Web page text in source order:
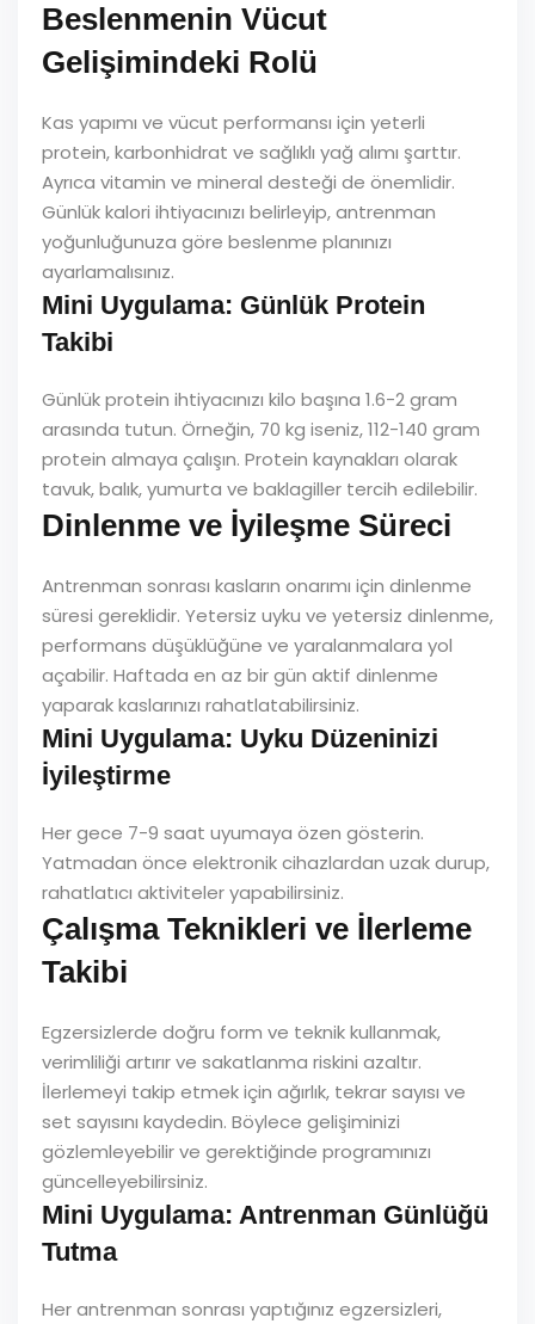
Beslenmenin Vücut
Gelişimindeki Rolü
Kas yapımı ve vücut performansı için yeterli
protein, karbonhidrat ve sağlıklı yağ alımı şarttır.
Ayrıca vitamin ve mineral desteği de önemlidir.
Günlük kalori ihtiyacınızı belirleyip, antrenman
yoğunluğunuza göre beslenme planınızı
ayarlamalısınız.
Mini Uygulama: Günlük Protein
Takibi
Günlük protein ihtiyacınızı kilo başına 1.6-2 gram
arasında tutun. Örneğin, 70 kg iseniz, 112-140 gram
protein almaya çalışın. Protein kaynakları olarak
tavuk, balık, yumurta ve baklagiller tercih edilebilir.
Dinlenme ve İyileşme Süreci
Antrenman sonrası kasların onarımı için dinlenme
süresi gereklidir. Yetersiz uyku ve yetersiz dinlenme,
performans düşüklüğüne ve yaralanmalara yol
açabilir. Haftada en az bir gün aktif dinlenme
yaparak kaslarınızı rahatlatabilirsiniz.
Mini Uygulama: Uyku Düzeninizi
İyileştirme
Her gece 7-9 saat uyumaya özen gösterin.
Yatmadan önce elektronik cihazlardan uzak durup,
rahatlatıcı aktiviteler yapabilirsiniz.
Çalışma Teknikleri ve İlerleme
Takibi
Egzersizlerde doğru form ve teknik kullanmak,
verimliliği artırır ve sakatlanma riskini azaltır.
İlerlemeyi takip etmek için ağırlık, tekrar sayısı ve
set sayısını kaydedin. Böylece gelişiminizi
gözlemleyebilir ve gerektiğinde programınızı
güncelleyebilirsiniz.
Mini Uygulama: Antrenman Günlüğü
Tutma
Her antrenman sonrası yaptığınız egzersizleri,